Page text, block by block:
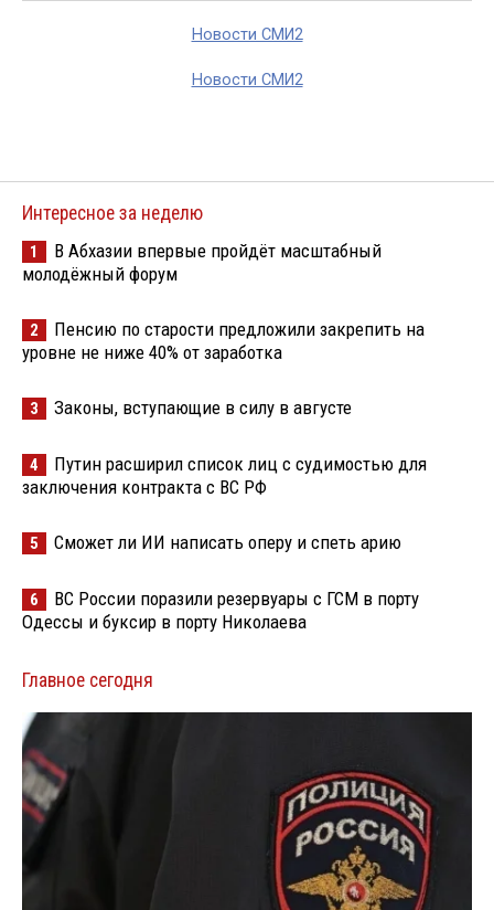
Новости СМИ2
Новости СМИ2
Интересное за неделю
1
В Абхазии впервые пройдёт масштабный
молодёжный форум
2
Пенсию по старости предложили закрепить на
уровне не ниже 40% от заработка
3 Законы, вступающие в силу в августе
4
Путин расширил список лиц с судимостью для
заключения контракта с ВС РФ
5 Сможет ли ИИ написать оперу и спеть арию
6
ВС России поразили резервуары с ГСМ в порту
Одессы и буксир в порту Николаева
Главное сегодня